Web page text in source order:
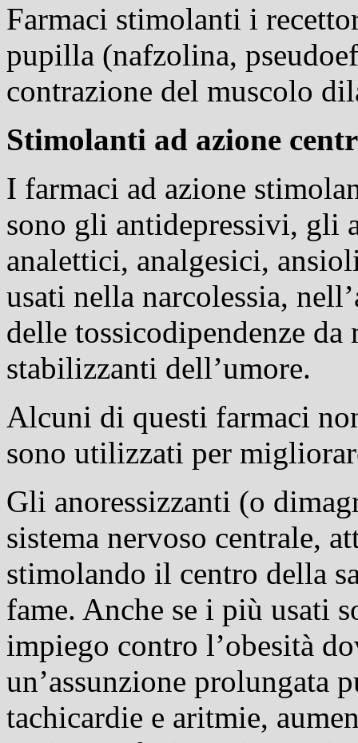
Farmaci stimolanti i
pupilla (nafzolina,
contrazione del muscolo
Stimolanti ad azione
I farmaci ad azione
sono gli antidepressivi, gli
analettici, analgesici,
usati nella narcolessia,
delle tossicodipendenze
stabilizzanti dell’umore.
Alcuni di questi farmaci
sono utilizzati per
Gli anoressizzanti (o
sistema nervoso centrale,
stimolando il centro della
fame. Anche se i più usati
impiego contro l’obesità
un’assunzione prolungata
tachicardie e aritmie,